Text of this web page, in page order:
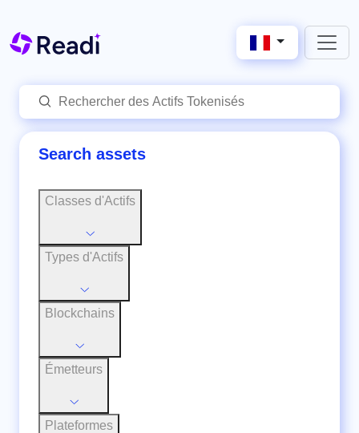
Search assets
Classes d'Actifs
Types d'Actifs
Blockchains
Émetteurs
Plateformes